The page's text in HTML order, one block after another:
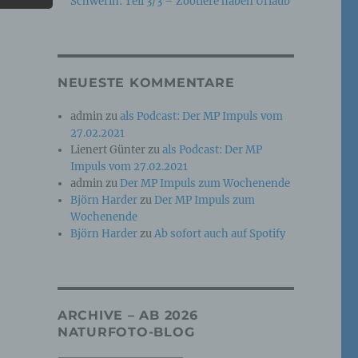
NEUESTE KOMMENTARE
admin zuals Podcast: Der MP Impuls vom
27.02.2021
Lienert Günterzuals Podcast: Der MP
Impuls vom 27.02.2021
admin zuDer MP Impuls zum Wochenende
Björn HarderzuDer MP Impuls zum
Wochenende
Björn HarderzuAb sofort auch auf Spotify
ARCHIVE – AB 2026
NATURFOTO-BLOG